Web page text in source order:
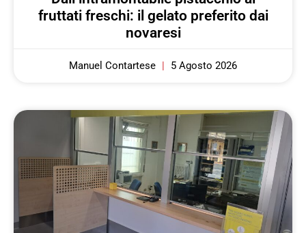
fruttati freschi: il gelato preferito dai
novaresi
Manuel Contartese 5 Agosto 2026